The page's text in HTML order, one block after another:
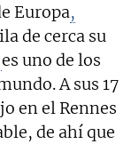
Europa,
de cerca su
es uno de los
A sus 17
en el Rennes
de ahí que